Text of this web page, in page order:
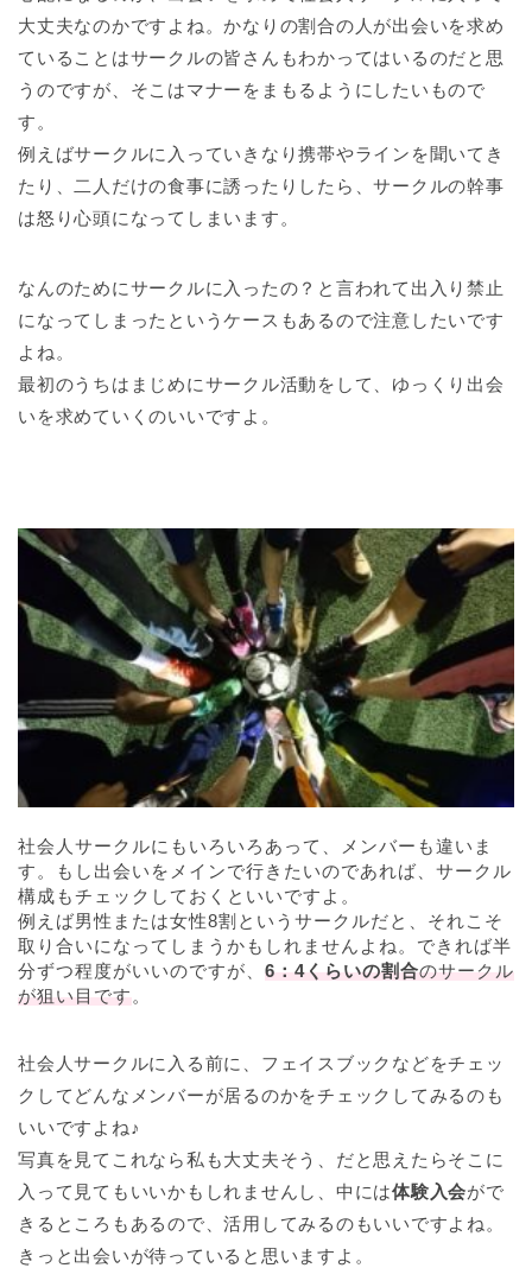
大丈夫なのかですよね。かなりの割合の人が出会いを求め
ていることはサークルの皆さんもわかってはいるのだと思
うのですが、そこはマナーをまもるようにしたいもので
す。
例えばサークルに入っていきなり携帯やラインを聞いてき
たり、二人だけの食事に誘ったりしたら、サークルの幹事
は怒り心頭になってしまいます。
なんのためにサークルに入ったの？と言われて出入り禁止
になってしまったというケースもあるので注意したいです
よね。
最初のうちはまじめにサークル活動をして、ゆっくり出会
いを求めていくのいいですよ。
社会人サークルにもいろいろあって、メンバーも違いま
す。もし出会いをメインで行きたいのであれば、サークル
構成もチェックしておくといいですよ。
例えば男性または女性8割というサークルだと、それこそ
取り合いになってしまうかもしれませんよね。できれば半
分ずつ程度がいいのですが、 6：4くらいの割合のサークル
が狙い目です 。
社会人サークルに入る前に、フェイスブックなどをチェッ
クしてどんなメンバーが居るのかをチェックしてみるのも
いいですよね♪
写真を見てこれなら私も大丈夫そう、だと思えたらそこに
入って見てもいいかもしれませんし、中には体験入会がで
きるところもあるので、活用してみるのもいいですよね。
きっと出会いが待っていると思いますよ。